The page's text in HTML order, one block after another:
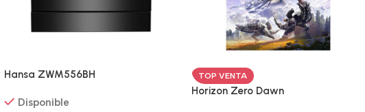
Hansa ZWM556BH
Disponible
TOP VENTA
Horizon Zero Dawn